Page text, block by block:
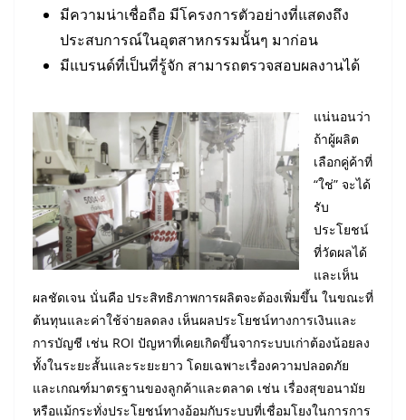
มีความน่าเชื่อถือ มีโครงการตัวอย่างที่แสดงถึง
ประสบการณ์ในอุตสาหกรรมนั้นๆ มาก่อน
มีแบรนด์ที่เป็นที่รู้จัก สามารถตรวจสอบผลงานได้
แน่นอนว่า
ถ้าผู้ผลิต
เลือกคู่ค้าที่
“ใช่” จะได้
รับ
ประโยชน์
ที่วัดผลได้
และเห็น
ผลชัดเจน นั่นคือ ประสิทธิภาพการผลิตจะต้องเพิ่มขึ้น ในขณะที่
ต้นทุนและค่าใช้จ่ายลดลง เห็นผลประโยชน์ทางการเงินและ
การบัญชี เช่น ROI ปัญหาที่เคยเกิดขึ้นจากระบบเก่าต้องน้อยลง
ทั้งในระยะสั้นและระยะยาว โดยเฉพาะเรื่องความปลอดภัย
และเกณฑ์มาตรฐานของลูกค้าและตลาด เช่น เรื่องสุขอนามัย
หรือแม้กระทั่งประโยชน์ทางอ้อมกับระบบที่เชื่อมโยงในการการ